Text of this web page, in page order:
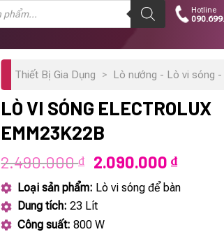
Hotline
Thiết Bị Gia Dụng > Lò nướng - Lò vi sóng -
LÒ VI SÓNG ELECTROLUX
EMM23K22B
2.490.000₫
Giá
gốc
là:
2.490.000 ₫.
2.090.000 ₫Giá
tại
Loại sản phẩm: Lò vi sóng để bàn
Dung tích: 23 Lít
Công suất:800 W